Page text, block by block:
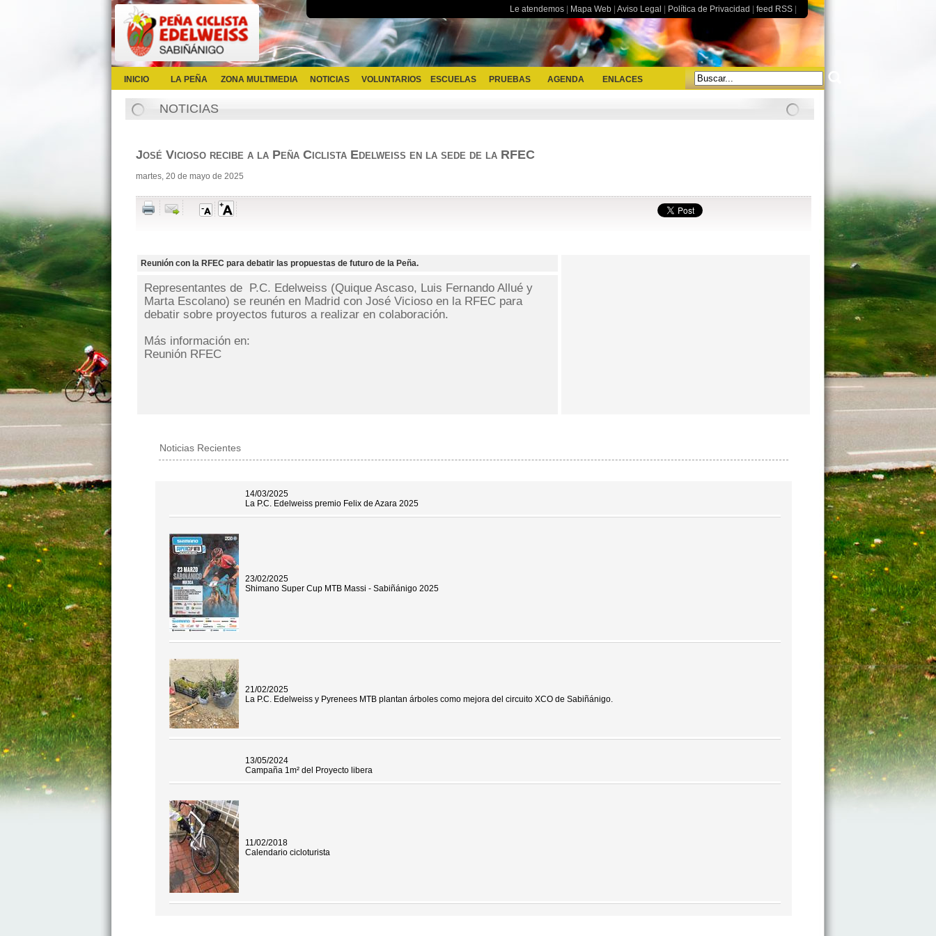
Le atendemos Mapa Web Aviso Legal Política de Privacidad feed RSS
INICIO LA PEÑA ZONA MULTIMEDIA NOTICIAS VOLUNTARIOS ESCUELAS PRUEBAS AGENDA ENLACES
NOTICIAS
José Vicioso recibe a la Peña Ciclista Edelweiss en la sede de la RFEC
martes, 20 de mayo de 2025
Reunión con la RFEC para debatir las propuestas de futuro de la Peña.
Representantes de P.C. Edelweiss (Quique Ascaso, Luis Fernando Allué y
Marta Escolano) se reunén en Madrid con José Vicioso en la RFEC para
debatir sobre proyectos futuros a realizar en colaboración.
Más información en:
Reunión RFEC
Noticias Recientes
14/03/2025
La P.C. Edelweiss premio Felix de Azara 2025
23/02/2025
Shimano Super Cup MTB Massi - Sabiñánigo 2025
21/02/2025
La P.C. Edelweiss y Pyrenees MTB plantan árboles como mejora del circuito XCO de Sabiñánigo.
13/05/2024
Campaña 1m² del Proyecto libera
11/02/2018
Calendario cicloturista